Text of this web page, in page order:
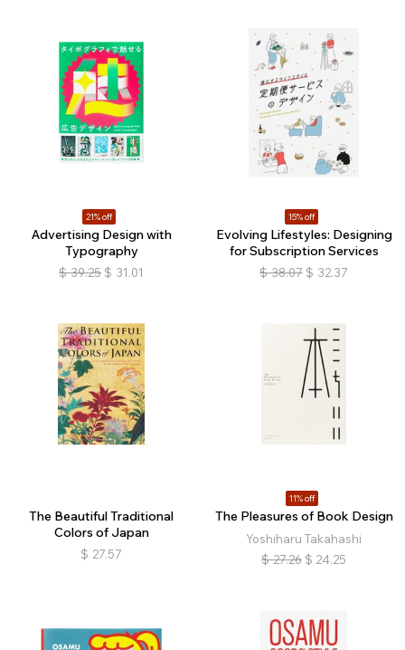
21% off
Advertising Design with
Typography
$ 39.25 $ 31.01
15% off
Evolving Lifestyles: Designing
for Subscription Services
$ 38.07 $ 32.37
The Beautiful Traditional
Colors of Japan
$ 27.57
11% off
The Pleasures of Book Design
Yoshiharu Takahashi
$ 27.26 $ 24.25